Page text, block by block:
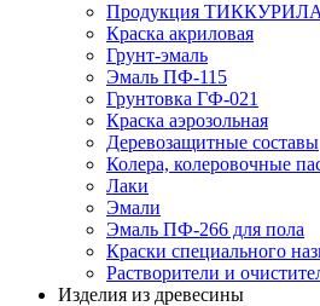
Продукция ТИККУРИЛА
Краска акриловая
Грунт-эмаль
Эмаль ПФ-115
Грунтовка ГФ-021
Краска аэрозольная
Деревозащитные составы
Колера, колеровочные
Лаки
Эмали
Эмаль ПФ-266 для пола
Краски специального
Растворители и
Изделия из древесины